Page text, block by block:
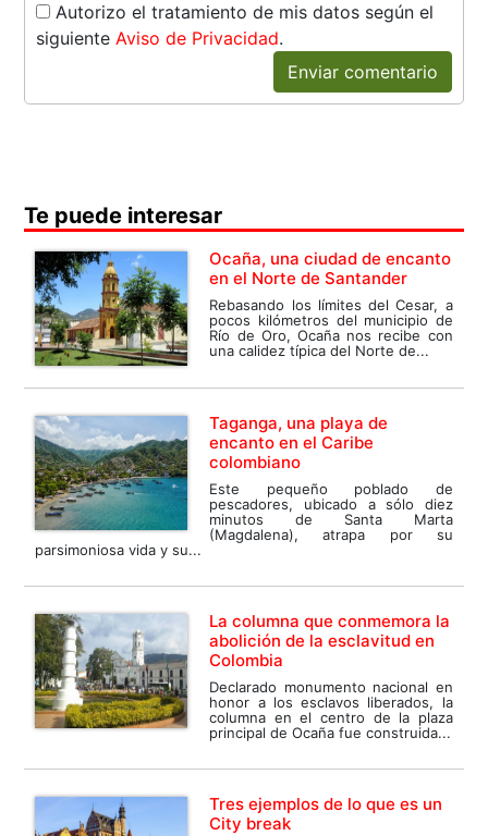
Autorizo el tratamiento de mis datos según el
siguienteAviso de Privacidad.
Enviar comentario
Te puede interesar
Ocaña, una ciudad de encanto
en el Norte de Santander
Rebasando los límites del Cesar, a
pocos kilómetros del municipio de
Río de Oro, Ocaña nos recibe con
una calidez típica del Norte de...
Taganga, una playa de
encanto en el Caribe
colombiano
Este pequeño poblado de
pescadores, ubicado a sólo diez
minutos de Santa Marta
(Magdalena), atrapa por su
parsimoniosa vida y su...
La columna que conmemora la
abolición de la esclavitud en
Colombia
Declarado monumento nacional en
honor a los esclavos liberados, la
columna en el centro de la plaza
principal de Ocaña fue construida...
Tres ejemplos de lo que es un
City break